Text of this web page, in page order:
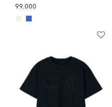
99,000
■